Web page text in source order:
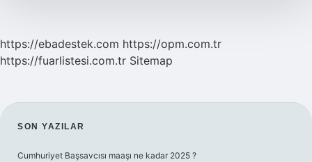
https://ebadestek.com https://opm.com.tr
https://fuarlistesi.com.tr Sitemap
SIDEBAR
SON YAZILAR
Cumhuriyet Başsavcısı maaşı ne kadar 2025 ?